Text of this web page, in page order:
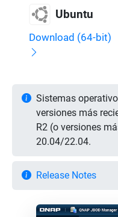
Ubuntu
Download (64-bit)
Sistemas
versiones más
R2 (o versiones
20.04/22.04.
Release Notes